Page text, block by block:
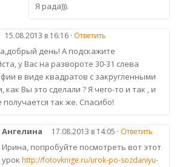
Я рада))).
15.08.2013 в 16:16 · Ответить
день! А подскажите
у Вас на развороте 30-31 слева
в виде квадратов с закругленными
как Вы это сделали ? Я чего-то и так , и
получается так же. Спасибо!
Ангелина 17.08.2013 в 14:05 · Ответить
Ирина, попробуйте посмотреть вот этот
урок http://fotovknige.ru/urok-po-sozdaniyu-